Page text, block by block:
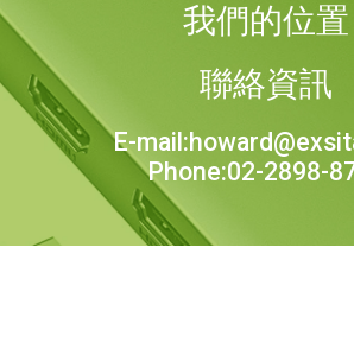
我們的位置
聯絡資訊
E-
Phone:02-2898-